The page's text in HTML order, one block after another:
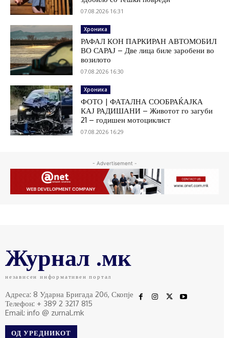
07.08.2026 16:31
Хроника
РАФАЛ КОН ПАРКИРАН АВТОМОБИЛ
ВО САРАЈ – Две лица биле заробени во
возилото
07.08.2026 16:30
Хроника
ФОТО | ФАТАЛНА СООБРАЌАЈКА
КАЈ РАДИШАНИ – Животот го загуби
21 – годишен мотоциклист
07.08.2026 16:29
- Advertisement -
Журнал .мк
независен информативен портал
Адреса: 8 Ударна Бригада 20б, Скопје
Телефон: + 389 2 3217 815
Email: info @ zurnal.mk
ОД УРЕДНИКОТ